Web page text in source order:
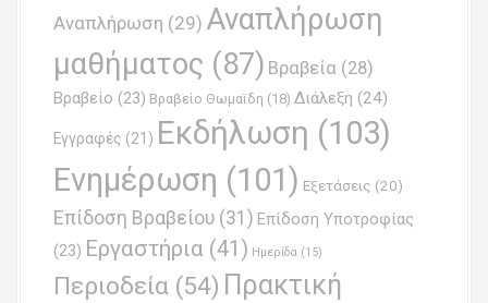
Αναπλήρωση (29) Αναπλήρωση
μαθήματος (87) Βραβεία (28)
Βραβείο (23) Βραβείο Θωμαϊδη (18) Διάλεξη (24)
Εγγραφές (21) Εκδήλωση (103)
Ενημέρωση (101) Εξετάσεις (20)
Επίδοση Βραβείου (31) Επίδοση Υποτροφίας
(23) Εργαστήρια (41) Ημερίδα (15)
Περιοδεία (54) Πρακτική